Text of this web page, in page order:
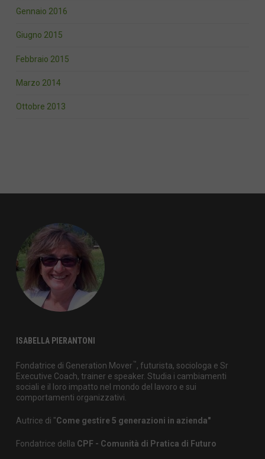
Gennaio 2016
Giugno 2015
Febbraio 2015
Marzo 2014
Ottobre 2013
ISABELLA PIERANTONI
Fondatrice di Generation Mover™, futurista, sociologa e Sr
Executive Coach, trainer e speaker. Studia i cambiamenti
sociali e il loro impatto nel mondo del lavoro e sui
comportamenti organizzativi.
Autrice di "Come gestire 5 generazioni in azienda"
Fondatrice della CPF - Comunità di Pratica di Futuro